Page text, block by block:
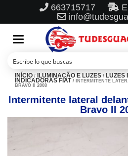
663715717
Toggle
navigation
INÍCIO / ILUMINAÇÃO E LUZES / LUZES
INDICADORAS FIAT / INTERMITENTE
BRAVO II 2008
Intermitente lateral
Bravo II